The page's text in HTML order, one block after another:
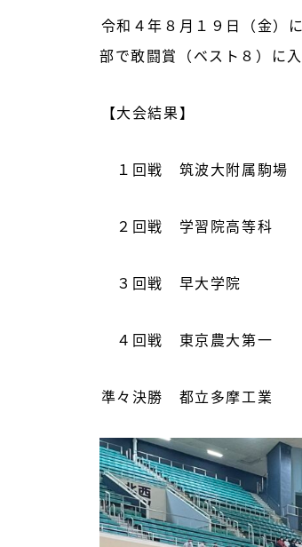
令和４年８月１９日（金）
部で敢闘賞（ベスト８）に入
【大会結果】
１回戦 筑波大附属駒場
２回戦 学習院高等科
３回戦 早大学院
４回戦 東京農大第一
準々決勝 都立多摩工業